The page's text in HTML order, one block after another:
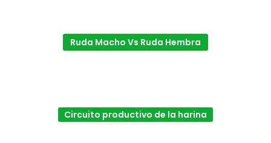
Ruda Macho Vs Ruda Hembra
Circuito productivo de la harina